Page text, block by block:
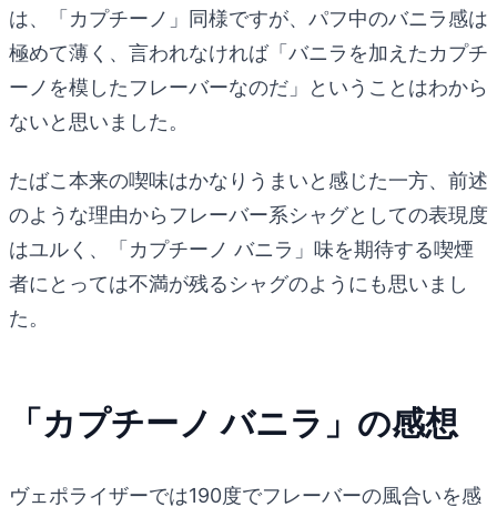
は、「カプチーノ」同様ですが、パフ中のバニラ感は
極めて薄く、言われなければ「バニラを加えたカプチ
ーノを模したフレーバーなのだ」ということはわから
ないと思いました。
たばこ本来の喫味はかなりうまいと感じた一方、前述
のような理由からフレーバー系シャグとしての表現度
はユルく、「カプチーノ バニラ」味を期待する喫煙
者にとっては不満が残るシャグのようにも思いまし
た。
「カプチーノ バニラ」の感想
ヴェポライザーでは190度でフレーバーの風合いを感